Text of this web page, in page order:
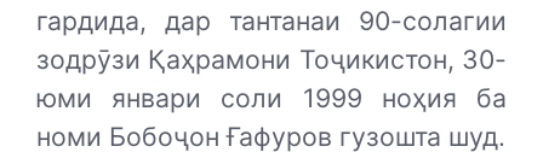
гардида, дар тантанаи 90-солагии
зодрӯзи Қаҳрамони Тоҷикистон, 30-
юми январи соли 1999 ноҳия ба
номи Бобоҷон Ғафуров гузошта шуд.